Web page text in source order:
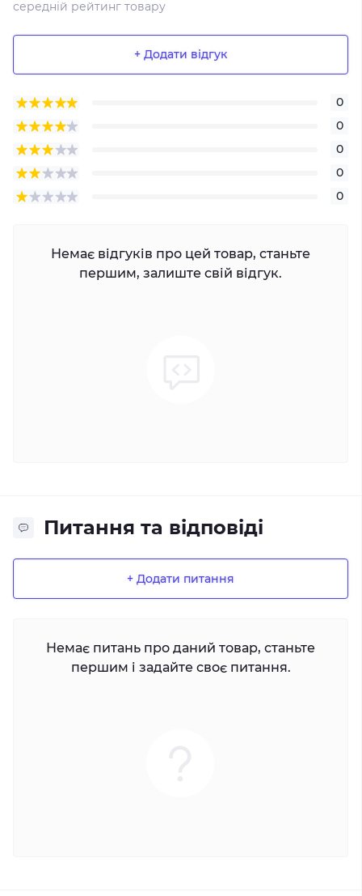
середній рейтинг товару
+ Додати відгук
0
0
0
0
0
Немає відгуків про цей товар, станьте
першим, залиште свій відгук.
Питання та відповіді
+ Додати питання
Немає питань про даний товар, станьте
першим і задайте своє питання.